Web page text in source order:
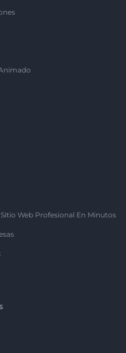
Web Profesional En Minutos